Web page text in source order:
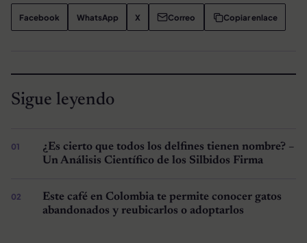
Facebook WhatsApp X Correo Copiar enlace
Sigue leyendo
¿Es cierto que todos los delfines tienen nombre? –
Un Análisis Científico de los Silbidos Firma
Este café en Colombia te permite conocer gatos
abandonados y reubicarlos o adoptarlos